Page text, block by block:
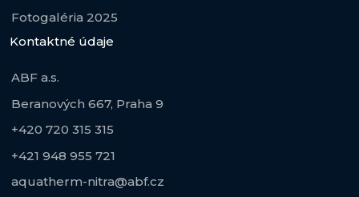
Fotogaléria 2025
Kontaktné údaje
ABF a.s.
Beranových 667, Praha 9
+420 720 315 315
+421 948 955 721
aquatherm-nitra@abf.cz